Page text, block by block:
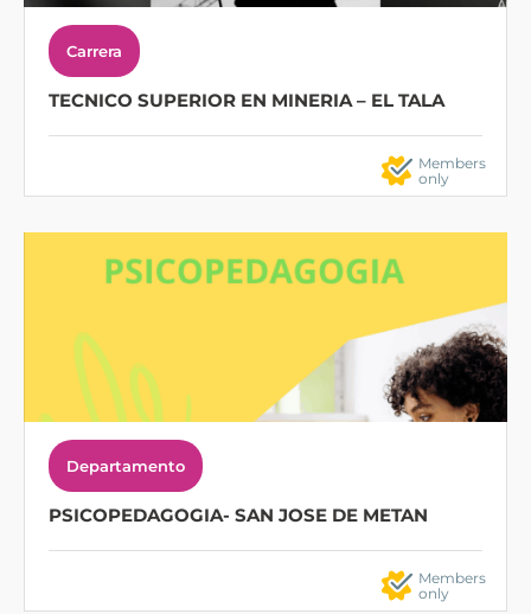
Carrera
TECNICO SUPERIOR EN MINERIA – EL TALA
Members
only
Departamento
PSICOPEDAGOGIA- SAN JOSE DE METAN
Members
only